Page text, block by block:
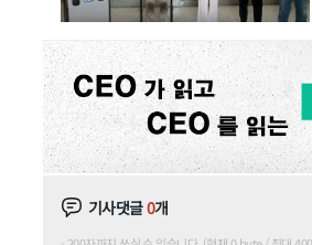
기사댓글0개